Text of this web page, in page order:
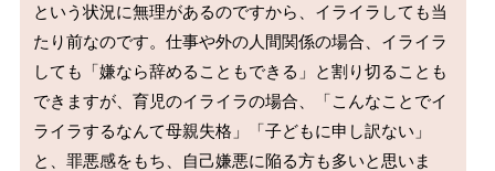
という状況に無理があるのですから、イライラしても当
たり前なのです。仕事や外の人間関係の場合、イライラ
しても「嫌なら辞めることもできる」と割り切ることも
できますが、育児のイライラの場合、「こんなことでイ
ライラするなんて母親失格」「子どもに申し訳ない」
と、罪悪感をもち、自己嫌悪に陥る方も多いと思いま